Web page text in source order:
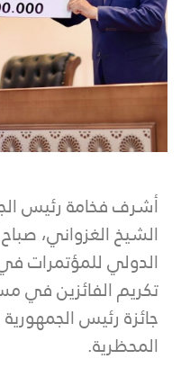
أشرف فخامة رئيس
الشيخ الغزواني،
الدولي للمؤتمرات
تكريم الفائزين في
جائزة رئيس
المحظرية.